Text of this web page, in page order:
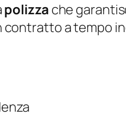
polizza che
a tempo